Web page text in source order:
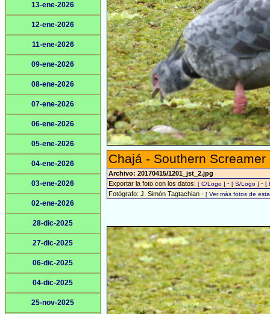
13-ene-2026
12-ene-2026
11-ene-2026
09-ene-2026
08-ene-2026
07-ene-2026
06-ene-2026
05-ene-2026
04-ene-2026
03-ene-2026
02-ene-2026
28-dic-2025
27-dic-2025
06-dic-2025
04-dic-2025
25-nov-2025
Chajá - Southern
Archivo: 20170415/1201_jst_2.jpg
Exportar la foto con los datos: [ C/Logo ] - [ S/Logo ] - [
Fotógrafo: J. Simón Tagtachian - [ Ver más fotos de